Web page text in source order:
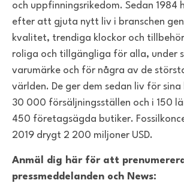
och uppfinningsrikedom. Sedan 1984
efter att gjuta nytt liv i branschen
kvalitet, trendiga klockor och
roliga och tillgängliga för alla, under
varumärke och för några av de
världen. De ger dem sedan liv för
30 000 försäljningsställen och i 150
450 företagsägda butiker.
2019 drygt 2 200 miljoner USD.
Anmäl dig här för att
pressmeddelanden och News: